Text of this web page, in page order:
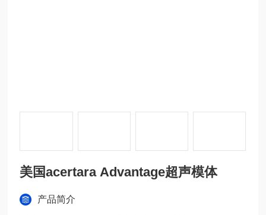
美国acertara Advantage超声模体
产品简介